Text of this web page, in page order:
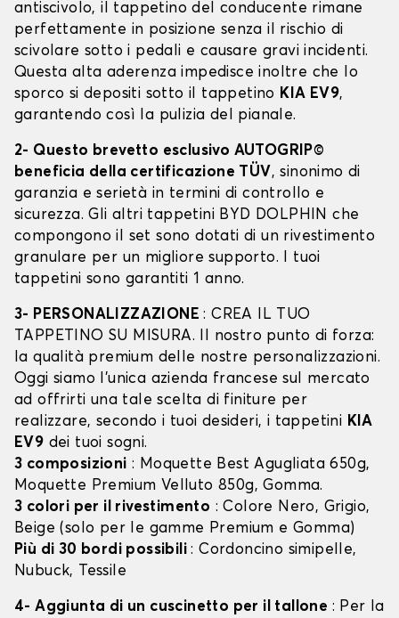
antiscivolo, il tappetino del conducente rimane
perfettamente in posizione senza il rischio di
scivolare sotto i pedali e causare gravi incidenti.
Questa alta aderenza impedisce inoltre che lo
sporco si depositi sotto il tappetino KIA EV9,
garantendo così la pulizia del pianale.
2- Questo brevetto esclusivo AUTOGRIP©
beneficia della certificazione TÜV, sinonimo di
garanzia e serietà in termini di controllo e
sicurezza. Gli altri tappetini BYD DOLPHIN che
compongono il set sono dotati di un rivestimento
granulare per un migliore supporto. I tuoi
tappetini sono garantiti 1 anno.
3- PERSONALIZZAZIONE: CREA IL TUO
TAPPETINO SU MISURA. Il nostro punto di forza:
la qualità premium delle nostre personalizzazioni.
Oggi siamo l’unica azienda francese sul mercato
ad offrirti una tale scelta di finiture per
realizzare, secondo i tuoi desideri, i tappetini KIA
EV9 dei tuoi sogni.
3 composizioni : Moquette Best Agugliata 650g,
Moquette Premium Velluto 850g, Gomma.
3 colori per il rivestimento : Colore Nero, Grigio,
Beige (solo per le gamme Premium e Gomma)
Più di 30 bordi possibili: Cordoncino simipelle,
Nubuck, Tessile
4- Aggiunta di un cuscinetto per il tallone : Per la